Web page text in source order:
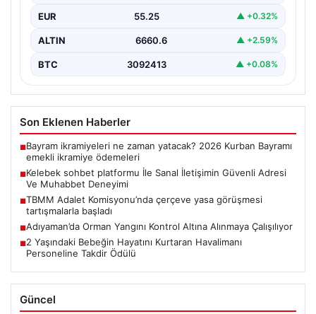
çeşitli…
EUR 55.25 ▲ +0.32%
ALTIN 6660.6 ▲ +2.59%
BTC 3092413 ▲ +0.08%
Son Eklenen Haberler
■Bayram ikramiyeleri ne zaman yatacak? 2026 Kurban Bayramı
emekli ikramiye ödemeleri
■Kelebek sohbet platformu İle Sanal İletişimin Güvenli Adresi
Ve Muhabbet Deneyimi
■TBMM Adalet Komisyonu’nda çerçeve yasa görüşmesi
tartışmalarla başladı
■Adıyaman’da Orman Yangını Kontrol Altına Alınmaya Çalışılıyor
■2 Yaşındaki Bebeğin Hayatını Kurtaran Havalimanı
Personeline Takdir Ödülü
Güncel